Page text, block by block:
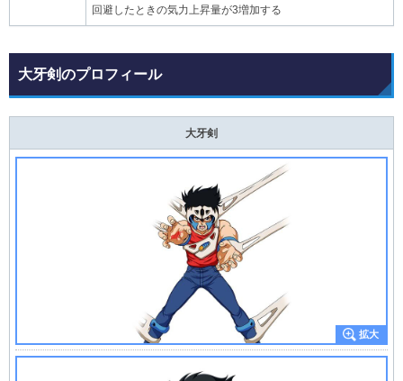
回避したときの気力上昇量が3増加する
大牙剣のプロフィール
大牙剣